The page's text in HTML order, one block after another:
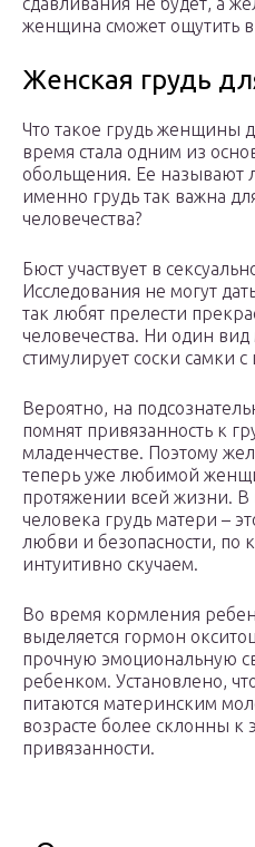
женщина сможет ощутить
Женская грудь
Что такое грудь женщины
время стала одним из
обольщения. Ее
именно грудь так важна
человечества?
Бюст участвует в
Исследования не могут
так любят прелести
человечества. Ни один
стимулирует соски самки
Вероятно, на
помнят привязанность к
младенчестве. Поэтому
теперь уже любимой
протяжении всей жизни. В
человека грудь матери –
любви и безопасности, по
интуитивно скучаем.
Во время кормления
выделяется гормон
прочную эмоциональную
ребенком. Установлено,
питаются материнским
возрасте более склонны к
привязанности.